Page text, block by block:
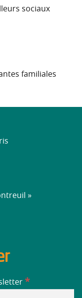
sociaux
familiales
»
*